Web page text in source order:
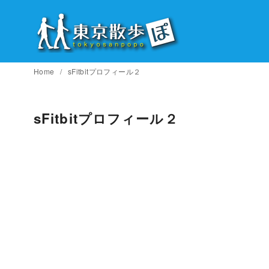
Home sFitbitプロフィール２
sFitbitプロフィール２